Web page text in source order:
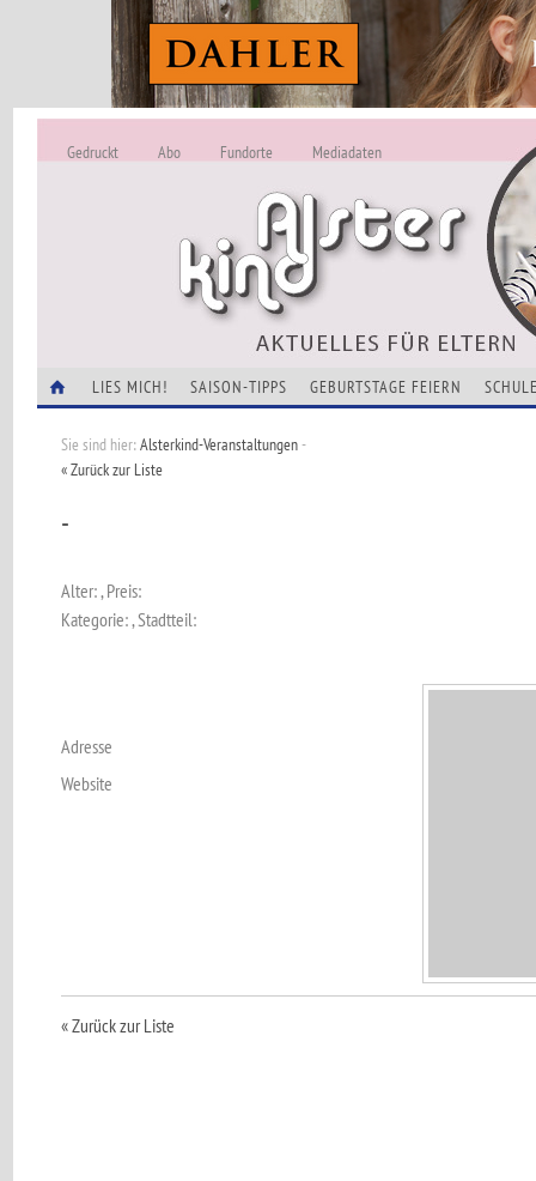
ALSTERKIND -
Alles Neu
Gedruckt Abo Fundorte Mediadaten
LIES MICH! SAISON-TIPPS GEBURTSTAGE FEIERN
Sie sind hier:Alsterkind-Veranstaltungen-
« Zurück zur Liste
-
Alter: , Preis:
Kategorie: , Stadtteil:
Adresse
Website
« Zurück zur Liste